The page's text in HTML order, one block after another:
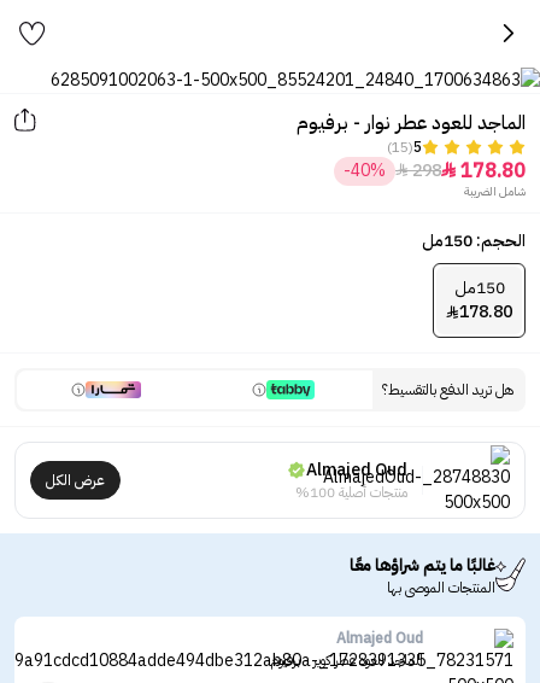
الماجد للعود عطر نوار - برفيوم
5
(15)
178.80

298

-40%
شامل الضريبة
الحجم: 150مل
150مل
178.80

هل تريد الدفع بالتقسيط؟
Almajed Oud
منتجات أصلية 100%
عرض الكل
غالبًا ما يتم شراؤها معًا
المنتجات الموصى بها
Almajed Oud
الماجد للعود عطر كوير - برفيوم